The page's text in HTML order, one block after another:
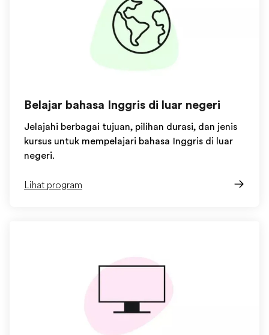
Belajar bahasa Inggris di luar negeri
Jelajahi berbagai tujuan, pilihan durasi, dan jenis
kursus untuk mempelajari bahasa Inggris di luar
negeri.
Lihat program